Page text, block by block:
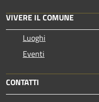
VIVERE IL COMUNE
Luoghi
Eventi
CONTATTI